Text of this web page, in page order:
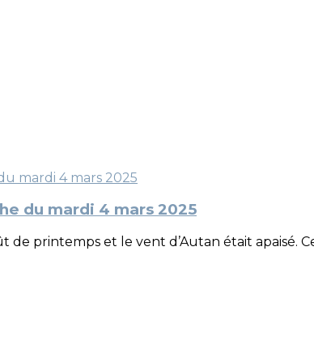
du mardi 4 mars 2025
de printemps et le vent d’Autan était apaisé.